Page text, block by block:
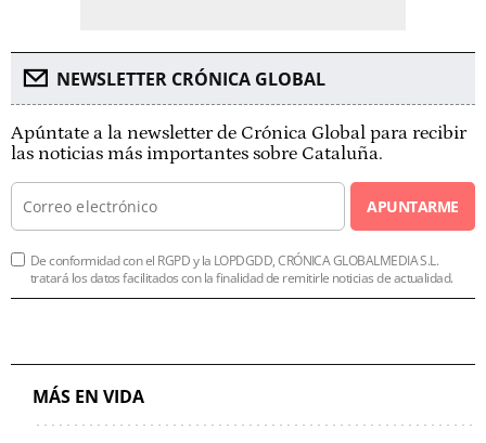
NEWSLETTER CRÓNICA GLOBAL
Apúntate a la newsletter de Crónica Global para recibir
las noticias más importantes sobre Cataluña.
APUNTARME
De conformidad con el RGPD y la LOPDGDD, CRÓNICA GLOBALMEDIA S.L.
tratará los datos facilitados con la finalidad de remitirle noticias de actualidad.
MÁS EN VIDA